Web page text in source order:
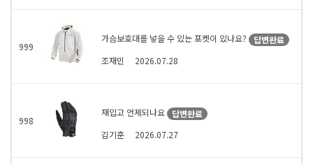
999
가슴보호대를 넣을 수 있는 포켓이 있나요?
답변완료
조재민
2026.07.28
998
재입고 언제되나요
답변완료
김기훈
2026.07.27